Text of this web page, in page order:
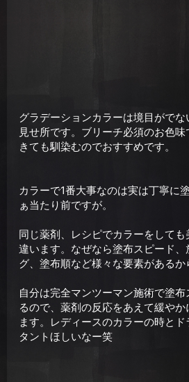
グラデーションカラーは境目がで
見せ所です。ブリーチ必須のお色
きても馴染むのでおすすめです。
カラーで1番大事なのは実は丁寧に
ぁ当たり前ですが。
同じ薬剤、レシピでカラーをして
違います。なぜなら塗布スピード
グ、塗布順など様々な要素がある
自分は完全マンツーマン施術で塗
るので、薬剤の反応をあえて緩や
ます。レディースのカラーの時と
タントほしいなー笑